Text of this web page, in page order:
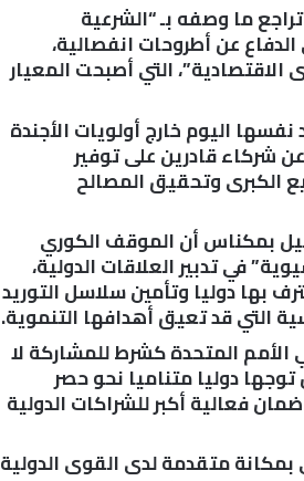
ما وصفه بـ “الشرعية
عن أطروحات انفصالية،
التي أصبحت المعيار
نفسها اليوم خارج أولويات الأجندة
شركاء قادرين على توفير
الكبرى وتحقيق المصالح
بمكناس أن الموقف الكوري
في تدبير العلاقات الدولية،
بها دوليا وتأمين سلاسل التوريد
التي قد تعيق أهدافها التنموية.
الأمم المتحدة كشرط للمشاركة لا
دوليا متناميا نحو حصر
فعالية أكبر للشراكات الدولية
متقدمة لدى القوى الدولية